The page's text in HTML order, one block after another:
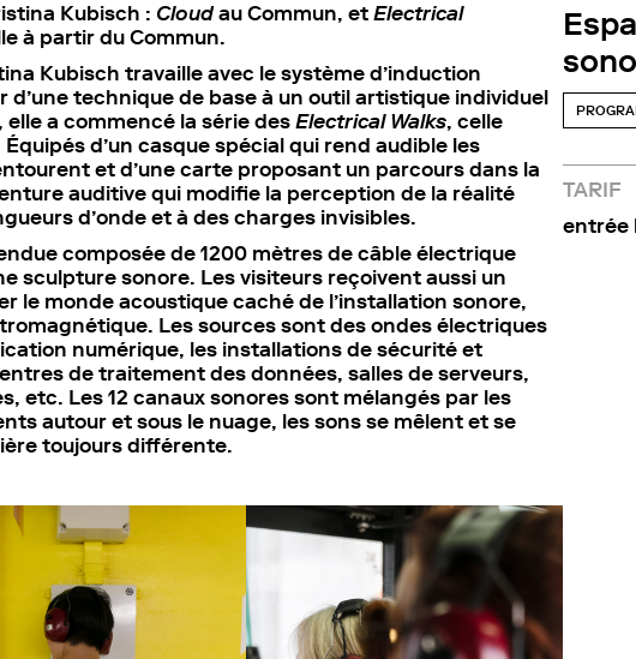
TARIF
entrée
Kubisch : Cloudau Commun, etElectrical
à partir du Commun.
Kubisch travaille avec le système d’induction
d’une technique de base à un outil artistique individuel
a commencé la série desElectrical Walks, celle
d’un casque spécial qui rend audible les
et d’une carte proposant un parcours dans la
auditive qui modifie la perception de la réalité
d’onde et à des charges invisibles.
composée de 1200 mètres de câble électrique
sculpture sonore. Les visiteurs reçoivent aussi un
le monde acoustique caché de l’installation sonore,
Les sources sont des ondes électriques
numérique, les installations de sécurité et
de traitement des données, salles de serveurs,
etc. Les 12 canaux sonores sont mélangés par les
autour et sous le nuage, les sons se mêlent et se
toujours différente.